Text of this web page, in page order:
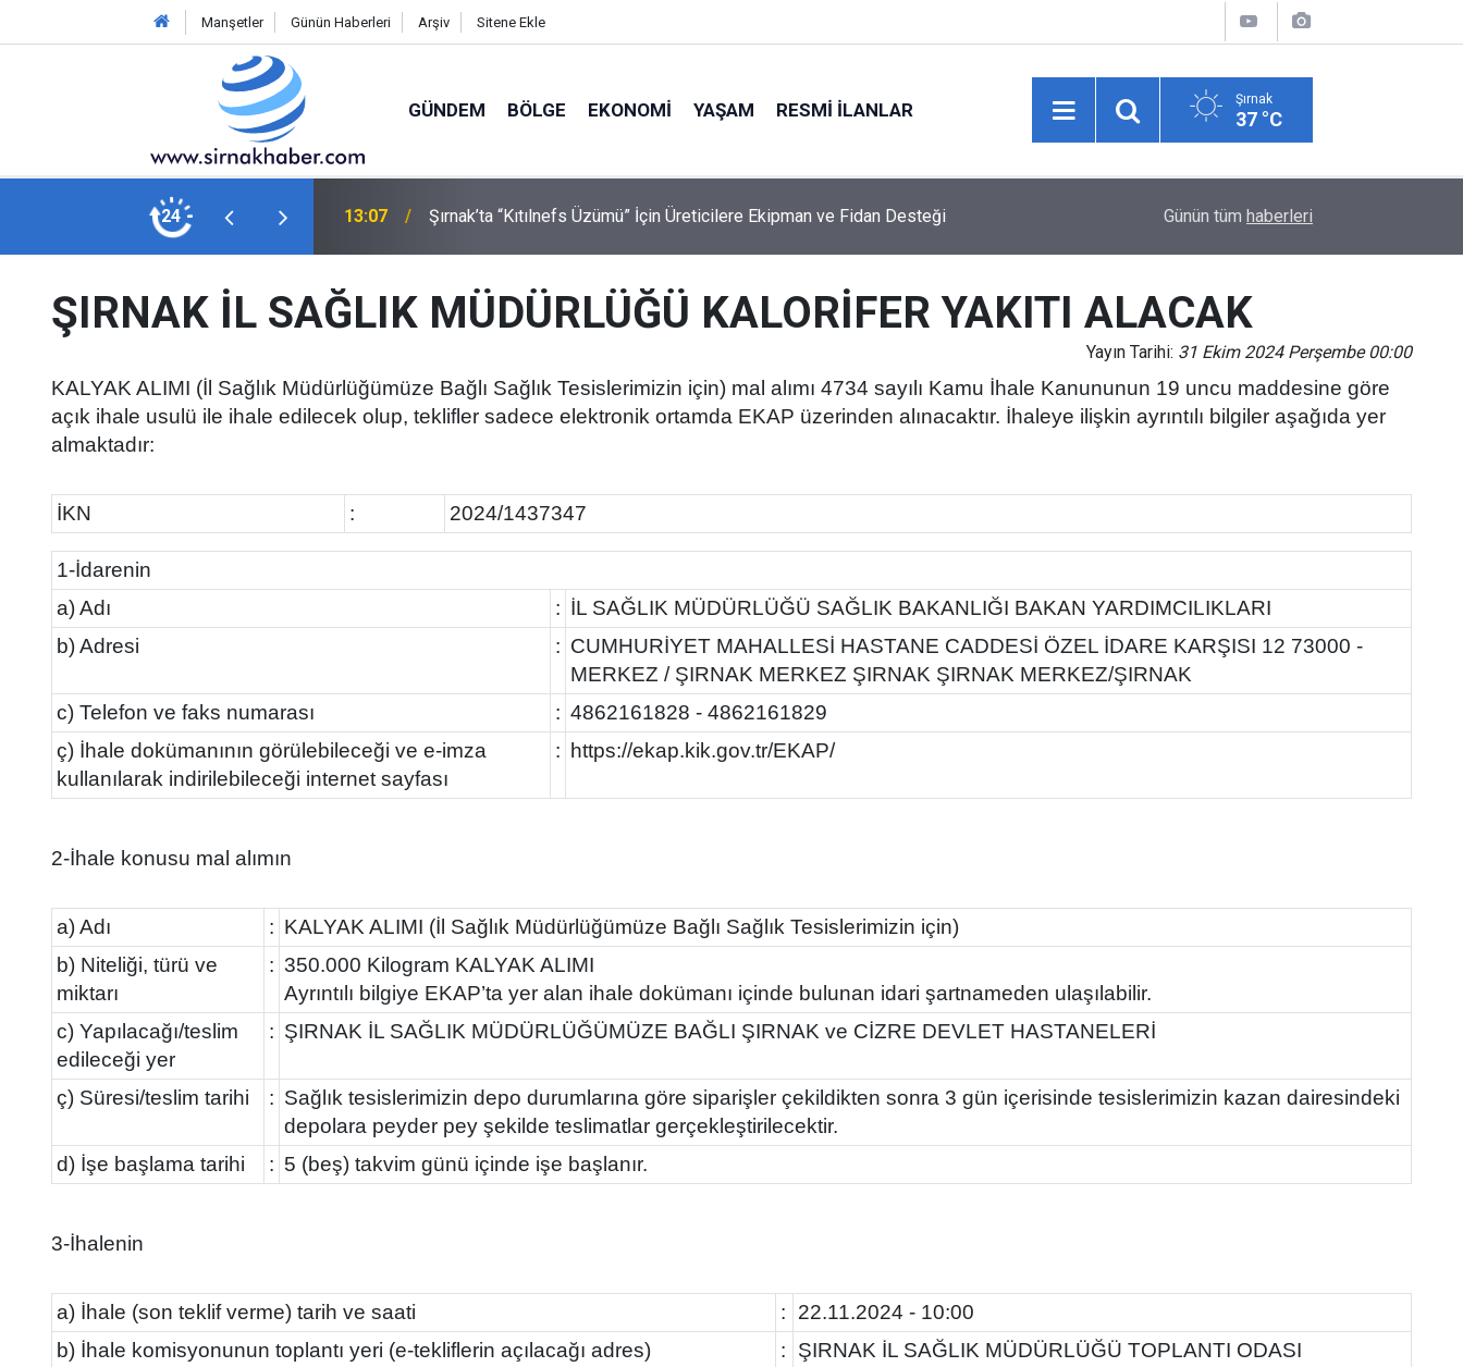
Manşetler Günün Haberleri Arşiv Sitene Ekle
GÜNDEM BÖLGE EKONOMI YAŞAM RESMI İLANLAR Şırnak
37 °C
24
Habur Tepkisi: "40 Derece Sıcakta
13:07 Şırnak’ta “Kıtılnefs Üzümü” İçin Üreticilere Ekipman ve Fidan Desteği Günün tüm haberleri
ŞIRNAK İL SAĞLIK MÜDÜRLÜĞÜ KALORİFER YAKITI ALACAK
Yayın Tarihi: 31 Ekim 2024 Perşembe 00:00
KALYAK ALIMI (İl Sağlık Müdürlüğümüze Bağlı Sağlık Tesislerimizin için) mal alımı 4734 sayılı Kamu İhale Kanununun 19 uncu maddesine göre
açık ihale usulü ile ihale edilecek olup, teklifler sadece elektronik ortamda EKAP üzerinden alınacaktır. İhaleye ilişkin ayrıntılı bilgiler aşağıda yer
almaktadır:
İKN : 2024/1437347
1-İdarenin
a) Adı
: İL SAĞLIK MÜDÜRLÜĞÜ SAĞLIK BAKANLIĞI BAKAN YARDIMCILIKLARI
b) Adresi
: CUMHURİYET MAHALLESİ HASTANE CADDESİ ÖZEL İDARE KARŞISI 12 73000 -
MERKEZ / ŞIRNAK MERKEZ ŞIRNAK ŞIRNAK MERKEZ/ŞIRNAK
c) Telefon ve faks numarası
: 4862161828 - 4862161829
ç) İhale dokümanının görülebileceği ve e-imza
kullanılarak indirilebileceği internet sayfası
: https://ekap.kik.gov.tr/EKAP/
2-İhale konusu mal alımın
a) Adı : KALYAK ALIMI (İl Sağlık Müdürlüğümüze Bağlı Sağlık Tesislerimizin için)
b) Niteliği, türü ve
miktarı
: 350.000 Kilogram KALYAK ALIMI
Ayrıntılı bilgiye EKAP’ta yer alan ihale dokümanı içinde bulunan idari şartnameden ulaşılabilir.
c) Yapılacağı/teslim
edileceği yer
: ŞIRNAK İL SAĞLIK MÜDÜRLÜĞÜMÜZE BAĞLI ŞIRNAK ve CİZRE DEVLET HASTANELERİ
ç) Süresi/teslim tarihi : Sağlık tesislerimizin depo durumlarına göre siparişler çekildikten sonra 3 gün içerisinde tesislerimizin kazan dairesindeki
depolara peyder pey şekilde teslimatlar gerçekleştirilecektir.
d) İşe başlama tarihi
: 5 (beş) takvim günü içinde işe başlanır.
3-İhalenin
a) İhale (son teklif verme) tarih ve saati :
22.11.2024 - 10:00
b) İhale komisyonunun toplantı yeri (e-tekliflerin açılacağı adres)
: ŞIRNAK İL SAĞLIK MÜDÜRLÜĞÜ TOPLANTI ODASI